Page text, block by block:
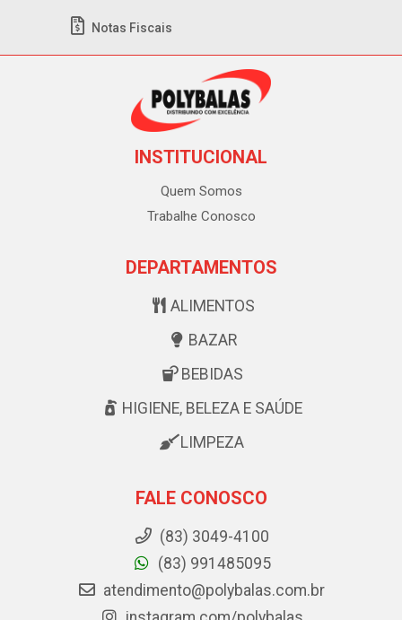
Notas Fiscais
INSTITUCIONAL
Quem Somos
Trabalhe Conosco
DEPARTAMENTOS
ALIMENTOS
BAZAR
BEBIDAS
HIGIENE, BELEZA E SAÚDE
LIMPEZA
FALE CONOSCO
(83) 3049-4100
(83) 991485095
atendimento@polybalas.com.br